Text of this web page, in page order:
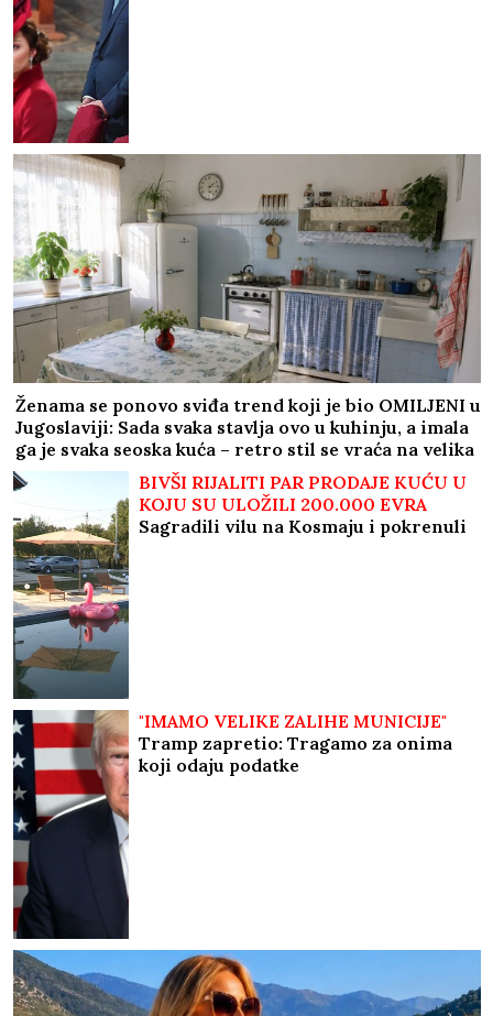
Ženama se ponovo sviđa trend koji je bio OMILJENI u
Jugoslaviji: Sada svaka stavlja ovo u kuhinju, a imala
ga je svaka seoska kuća – retro stil se vraća na velika
vrata!
BIVŠI RIJALITI PAR PRODAJE KUĆU U
KOJU SU ULOŽILI 200.000 EVRA
Sagradili vilu na Kosmaju i pokrenuli
"IMAMO VELIKE ZALIHE MUNICIJE"
Tramp zapretio: Tragamo za onima
koji odaju podatke